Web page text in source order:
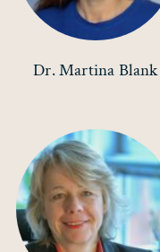
Dr. Martina Blank